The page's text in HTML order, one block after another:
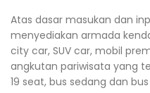
Atas dasar masukan dan
menyediakan armada
city car, SUV car, mobil
angkutan pariwisata yang
19 seat, bus sedang dan